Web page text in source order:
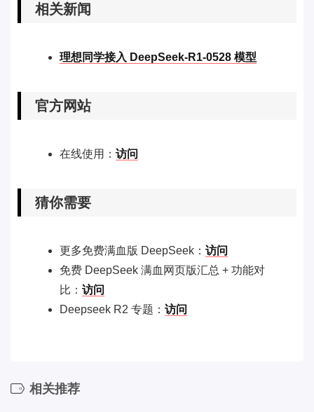
相关新闻
理想同学接入 DeepSeek-R1-0528 模型
官方网站
在线使用： 访问
猜你需要
更多免费满血版 DeepSeek： 访问
免费 DeepSeek 满血网页版汇总 + 功能对
比： 访问
Deepseek R2 专题： 访问
相关推荐